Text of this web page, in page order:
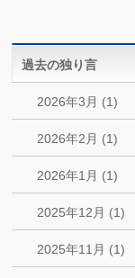
過去の独り言
2026年3月 (1)
2026年2月 (1)
2026年1月 (1)
2025年12月 (1)
2025年11月 (1)